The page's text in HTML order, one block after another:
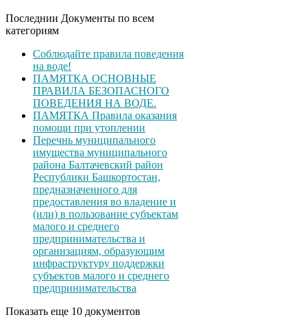
Последнии Документы по всем
категориям
Соблюдайте правила поведения
на воде!
ПАМЯТКА ОСНОВНЫЕ
ПРАВИЛА БЕЗОПАСНОГО
ПОВЕДЕНИЯ НА ВОДЕ.
ПАМЯТКА Правила оказания
помощи при утоплении
Перечнь муниципального
имущества муниципального
района Балтачевский район
Республики Башкортостан,
предназначенного для
предоставления во владение и
(или) в пользование субъектам
малого и среднего
предпринимательства и
организациям, образующим
инфраструктуру поддержки
субъектов малого и среднего
предпринимательства
Показать еще 10 документов